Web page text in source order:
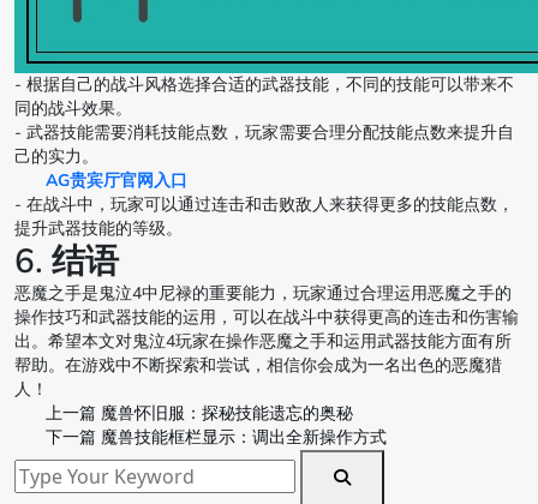
- 根据自己的战斗风格选择合适的武器技能，不同的技能可以带来不
同的战斗效果。
- 武器技能需要消耗技能点数，玩家需要合理分配技能点数来提升自
己的实力。
AG贵宾厅官网入口
- 在战斗中，玩家可以通过连击和击败敌人来获得更多的技能点数，
提升武器技能的等级。
6. 结语
恶魔之手是鬼泣4中尼禄的重要能力，玩家通过合理运用恶魔之手的
操作技巧和武器技能的运用，可以在战斗中获得更高的连击和伤害输
出。希望本文对鬼泣4玩家在操作恶魔之手和运用武器技能方面有所
帮助。在游戏中不断探索和尝试，相信你会成为一名出色的恶魔猎
人！
上一篇 魔兽怀旧服：探秘技能遗忘的奥秘
下一篇 魔兽技能框栏显示：调出全新操作方式